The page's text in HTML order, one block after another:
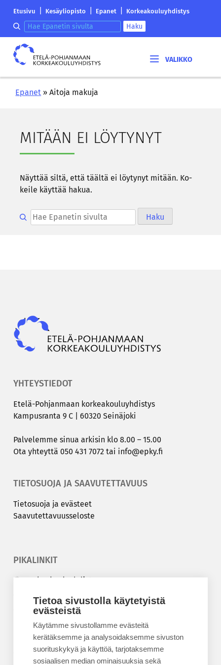
Tietoa sivustolla käytetyistä
evästeistä
Käytämme sivustollamme evästeitä
kerätäksemme ja analysoidaksemme sivuston
suorituskykyä ja käyttöä, tarjotaksemme
sosiaalisen median ominaisuuksia sekä
Etelä-
korkeakouluyhdistyksen
saapumissivu
Etusivu Kesäyliopisto Epanet Korkeakouluyhdistys
Hae epanetin sivulta Haku
Etelä-
Pohjanmaan
Epanet »Aitoja makuja
MI­TÄÄN EI LÖY­TY­NYT
Näyt­tää siltä, että tääl­tä ei löy­ty­nyt mi­tään. Ko­
kei­le käyt­tää hakua.
Hae epanetin sivulta Haku
YHTEYSTIEDOT
Etelä-​Pohjanmaan kor­kea­kou­lu­yh­dis­tys
Kam­pus­ran­ta 9 C | 60320 Sei­nä­jo­ki
Pal­ve­lem­me sinua ar­ki­sin klo 8.00 – 15.00
Ota yh­teyt­tä 050 431 7072 tai info@epky.fi
TIETOSUOJA JA SAAVUTETTAVUUS
Tie­to­suo­ja ja eväs­teet
Saa­vu­tet­ta­vuus­se­los­te
PIKALINKIT
Korkeakouluyhdistys
Kesäyliopisto
Epanet
BLOGIT
Kesäyliopiston blogi